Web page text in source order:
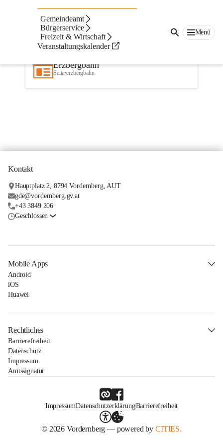
Gemeindeamt
Bürgerservice
Freizeit & Wirtschaft
Veranstaltungskalender
Menü
Beste Resultate Navigation
Suchergebnisse
Suchergebnisse:
Erzbergbahn
Seite•erzbergbahn
Kontakt
Hauptplatz 2, 8794 Vordernberg, AUT
gde@vordernberg.gv.at
+43 3849 206
Geschlossen
Mobile Apps
Android
iOS
Huawei
Rechtliches
Barrierefreiheit
Datenschutz
Impressum
Amtssignatur
ImpressumDatenschutzerklärungBarrierefreiheit
© 2026 Vordernberg — powered by CITIES.